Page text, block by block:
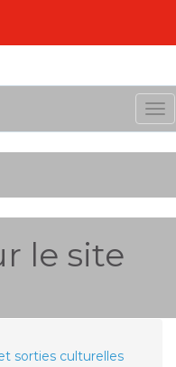
le site
sorties culturelles